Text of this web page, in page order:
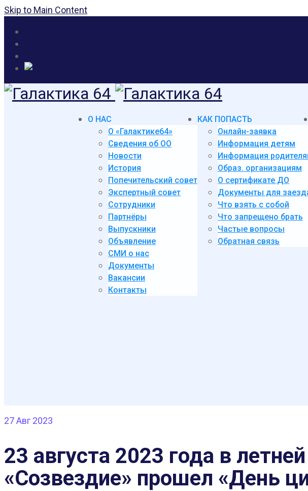
Skip to Main Content
О НАС
О «Галактике64»
Сведения об ОО
Новости
История
Попечительский совет
Экспертный совет
Сотрудники
Партнёры
Выпускники
Объявление
СМИ о нас
Документы
Вакансии
Контакты
КАК ПОПАСТЬ
Онлайн-заявка
Информация детям
Информация
Образ. организациям
О сертификате ДО
Документы для
Что взять с собой
Что запрещено брать
Частые вопросы
Обратная связь
27Авг 2023
23 августа 2023 года в
«Созвездие» прошел «День